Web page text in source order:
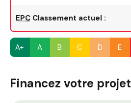
EPC Classement actuel :
A+ A B C D E
Financez votre projet